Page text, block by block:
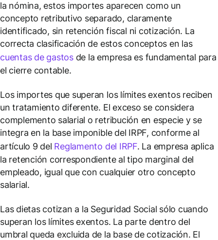
la nómina, estos importes aparecen como un
concepto retributivo separado, claramente
identificado, sin retención fiscal ni cotización. La
correcta clasificación de estos conceptos en las
cuentas de gastosde la empresa es fundamental para
el cierre contable.
Los importes que superan los límites exentos reciben
un tratamiento diferente. El exceso se considera
complemento salarial o retribución en especie y se
integra en la base imponible del IRPF, conforme al
artículo 9 del Reglamento del IRPF. La empresa aplica
la retención correspondiente al tipo marginal del
empleado, igual que con cualquier otro concepto
salarial.
Las dietas cotizan a la Seguridad Social sólo cuando
superan los límites exentos. La parte dentro del
umbral queda excluida de la base de cotización. El